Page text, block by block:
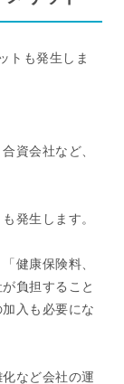
トも発生しま
資会社など、
発生します。
健康保険料、
負担すること
入も必要にな
など会社の運